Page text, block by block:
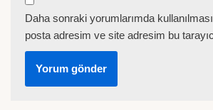
Daha sonraki yorumlarımda
posta adresim ve site adresim bu